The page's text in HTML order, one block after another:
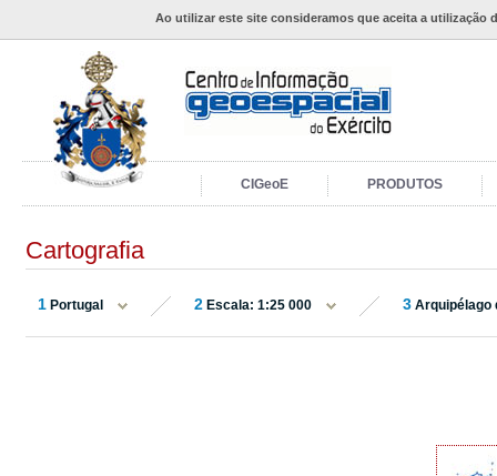
Ao utilizar este site consideramos que aceita a utilização
CIGeoE PRODUTOS
Cartografia
1 Portugal 2 Escala: 1:25 000 3 Arquipélago